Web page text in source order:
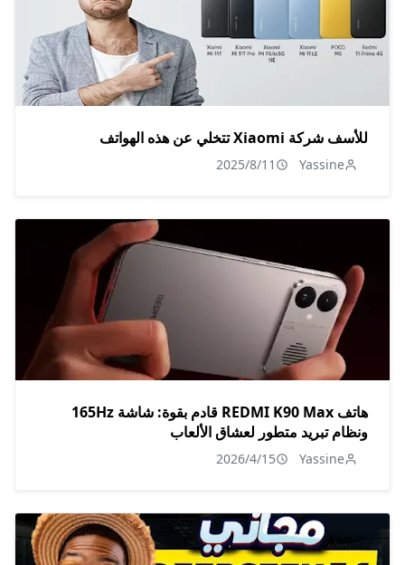
للأسف شركة Xiaomi تتخلي عن هذه الهواتف
Yassine
2025/8/11
هاتف REDMI K90 Max قادم بقوة: شاشة 165Hz
ونظام تبريد متطور لعشاق الألعاب
Yassine
2026/4/15